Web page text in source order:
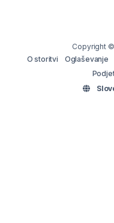
Copyright
O storitvi
Oglaševanje